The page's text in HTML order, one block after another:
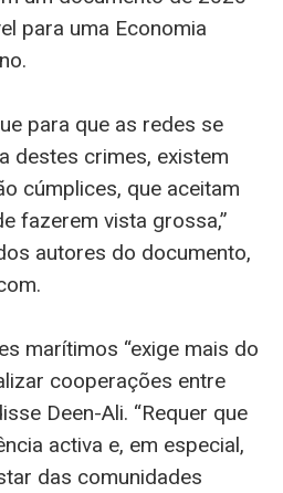
para uma Economia
para que as redes se
destes crimes, existem
cúmplices, que aceitam
fazerem vista grossa,”
autores do documento,
marítimos “exige mais do
cooperações entre
Deen-Ali. “Requer que
activa e, em especial,
das comunidades